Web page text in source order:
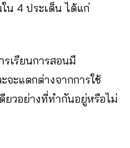
น 4 ประเด็น ได้แก่
เรียนการสอนมี
จะแตกต่างจากการใช้
ยวอย่างที่ทำกันอยู่หรือไม่